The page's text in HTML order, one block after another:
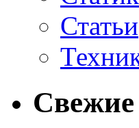
Статьи
Свежие